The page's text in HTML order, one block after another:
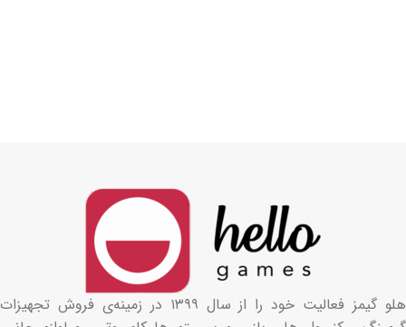
هلو گیمز فعالیت خود را از سال ۱۳۹۹ در زمینه‌ی فروش تجهیزات